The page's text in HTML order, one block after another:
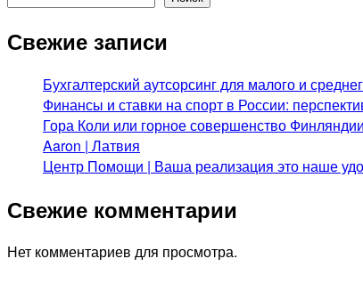
Свежие записи
Бухгалтерский аутсорсинг для малого и
Финансы и ставки на спорт в России:
Гора Коли или горное совершенство
Aaron | Латвия
Центр Помощи | Ваша реализация это наше
Свежие комментарии
Нет комментариев для просмотра.